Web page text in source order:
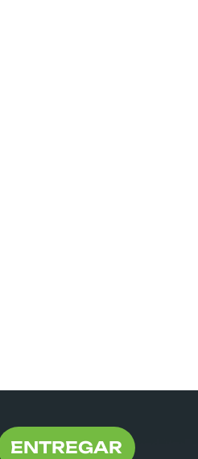
ENTREGAR